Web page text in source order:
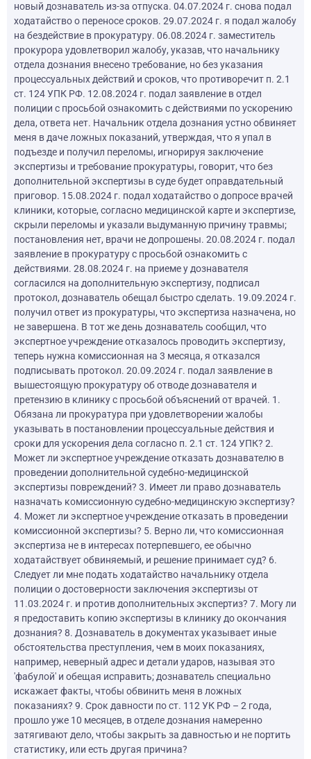
новый дознаватель из-за отпуска. 04.07.2024 г. снова подал
ходатайство о переносе сроков. 29.07.2024 г. я подал жалобу
на бездействие в прокуратуру. 06.08.2024 г. заместитель
прокурора удовлетворил жалобу, указав, что начальнику
отдела дознания внесено требование, но без указания
процессуальных действий и сроков, что противоречит п. 2.1
ст. 124 УПК РФ. 12.08.2024 г. подал заявление в отдел
полиции с просьбой ознакомить с действиями по ускорению
дела, ответа нет. Начальник отдела дознания устно обвиняет
меня в даче ложных показаний, утверждая, что я упал в
подъезде и получил переломы, игнорируя заключение
экспертизы и требование прокуратуры, говорит, что без
дополнительной экспертизы в суде будет оправдательный
приговор. 15.08.2024 г. подал ходатайство о допросе врачей
клиники, которые, согласно медицинской карте и экспертизе,
скрыли переломы и указали выдуманную причину травмы;
постановления нет, врачи не допрошены. 20.08.2024 г. подал
заявление в прокуратуру с просьбой ознакомить с
действиями. 28.08.2024 г. на приеме у дознавателя
согласился на дополнительную экспертизу, подписал
протокол, дознаватель обещал быстро сделать. 19.09.2024 г.
получил ответ из прокуратуры, что экспертиза назначена, но
не завершена. В тот же день дознаватель сообщил, что
экспертное учреждение отказалось проводить экспертизу,
теперь нужна комиссионная на 3 месяца, я отказался
подписывать протокол. 20.09.2024 г. подал заявление в
вышестоящую прокуратуру об отводе дознавателя и
претензию в клинику с просьбой объяснений от врачей. 1.
Обязана ли прокуратура при удовлетворении жалобы
указывать в постановлении процессуальные действия и
сроки для ускорения дела согласно п. 2.1 ст. 124 УПК? 2.
Может ли экспертное учреждение отказать дознавателю в
проведении дополнительной судебно-медицинской
экспертизы повреждений? 3. Имеет ли право дознаватель
назначать комиссионную судебно-медицинскую экспертизу?
4. Может ли экспертное учреждение отказать в проведении
комиссионной экспертизы? 5. Верно ли, что комиссионная
экспертиза не в интересах потерпевшего, ее обычно
ходатайствует обвиняемый, и решение принимает суд? 6.
Следует ли мне подать ходатайство начальнику отдела
полиции о достоверности заключения экспертизы от
11.03.2024 г. и против дополнительных экспертиз? 7. Могу ли
я предоставить копию экспертизы в клинику до окончания
дознания? 8. Дознаватель в документах указывает иные
обстоятельства преступления, чем в моих показаниях,
например, неверный адрес и детали ударов, называя это
'фабулой' и обещая исправить; дознаватель специально
искажает факты, чтобы обвинить меня в ложных
показаниях? 9. Срок давности по ст. 112 УК РФ – 2 года,
прошло уже 10 месяцев, в отделе дознания намеренно
затягивают дело, чтобы закрыть за давностью и не портить
статистику, или есть другая причина?